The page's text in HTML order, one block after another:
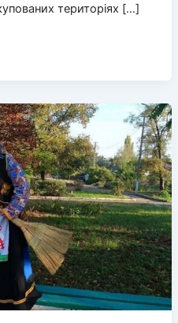
територіях […]